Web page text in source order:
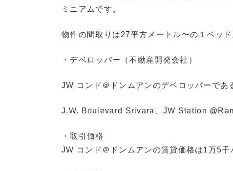
ミニアムです。
物件の間取りは27平方メートル〜の１ベッド
・デベロッパー（不動産開発会社）
JW コンド＠ドンムアンのデベロッパーで
J.W. Boulevard Srivara、JW Station
・取引価格
JW コンド＠ドンムアンの賃貸価格は1万5千